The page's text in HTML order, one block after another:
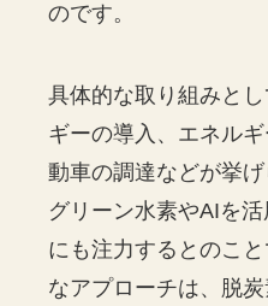
のです。
具体的な取り組みと
ギーの導入、エネル
動車の調達などが挙げ
グリーン水素やAIを
にも注力するとのこ
なアプローチは、脱